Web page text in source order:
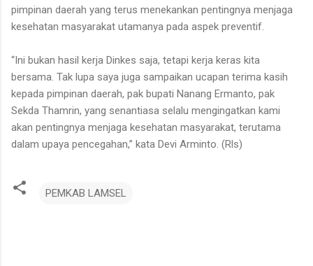
pimpinan daerah yang terus menekankan pentingnya menjaga
kesehatan masyarakat utamanya pada aspek preventif.
“Ini bukan hasil kerja Dinkes saja, tetapi kerja keras kita
bersama. Tak lupa saya juga sampaikan ucapan terima kasih
kepada pimpinan daerah, pak bupati Nanang Ermanto, pak
Sekda Thamrin, yang senantiasa selalu mengingatkan kami
akan pentingnya menjaga kesehatan masyarakat, terutama
dalam upaya pencegahan,” kata Devi Arminto. (Rls)
PEMKAB LAMSEL